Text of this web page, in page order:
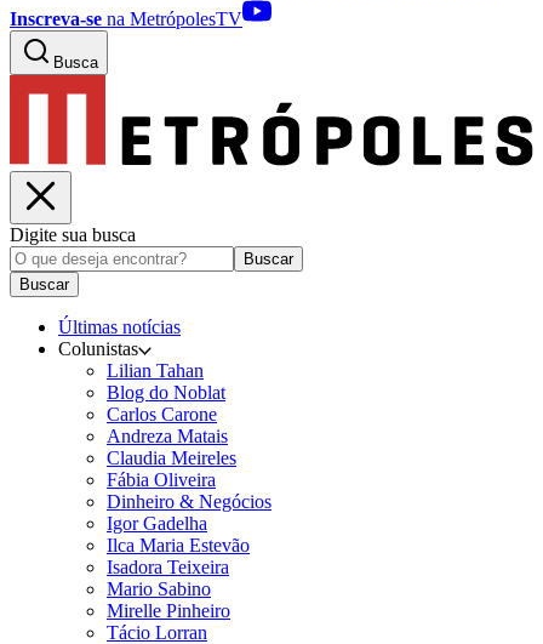
Inscreva-se na MetrópolesTV
Busca
Digite sua busca
Buscar
Buscar
Últimas notícias
Colunistas
Lilian Tahan
Blog do Noblat
Carlos Carone
Andreza Matais
Claudia Meireles
Fábia Oliveira
Dinheiro & Negócios
Igor Gadelha
Ilca Maria Estevão
Isadora Teixeira
Mario Sabino
Mirelle Pinheiro
Tácio Lorran